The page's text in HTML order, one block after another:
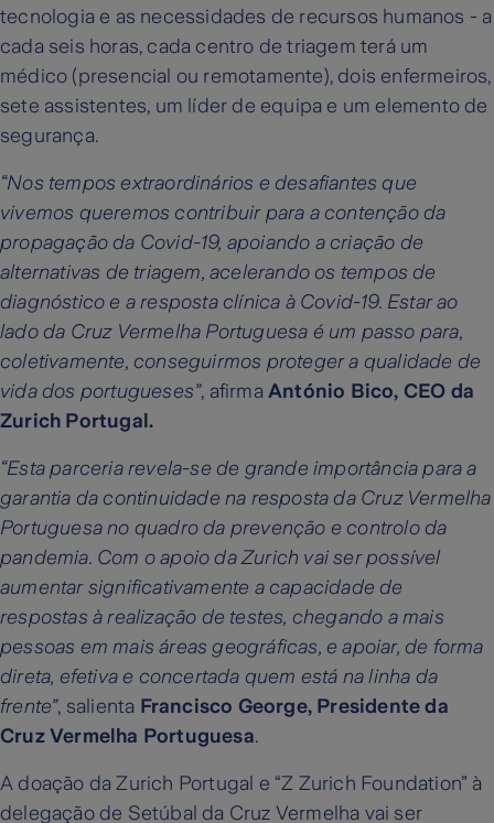
tecnologia e as necessidades de recursos humanos - a
cada seis horas, cada centro de triagem terá um
médico (presencial ou remotamente), dois enfermeiros,
sete assistentes, um líder de equipa e um elemento de
segurança.
“Nos tempos extraordinários e desafiantes que
vivemos queremos contribuir para a contenção da
propagação da Covid-19, apoiando a criação de
alternativas de triagem, acelerando os tempos de
diagnóstico e a resposta clínica à Covid-19. Estar ao
lado da Cruz Vermelha Portuguesa é um passo para,
coletivamente, conseguirmos proteger a qualidade de
vida dos portugueses”, afirmaAntónio Bico, CEO da
Zurich Portugal.
“Esta parceria revela-se de grande importância para a
garantia da continuidade na resposta da Cruz Vermelha
Portuguesa no quadro da prevenção e controlo da
pandemia. Com o apoio da Zurich vai ser possível
aumentar significativamente a capacidade de
respostas à realização de testes, chegando a mais
pessoas em mais áreas geográficas, e apoiar, de forma
direta, efetiva e concertada quem está na linha da
frente”, salienta Francisco George, Presidente da
Cruz Vermelha Portuguesa.
A doação da Zurich Portugal e “Z Zurich Foundation” à
delegação de Setúbal da Cruz Vermelha vai ser